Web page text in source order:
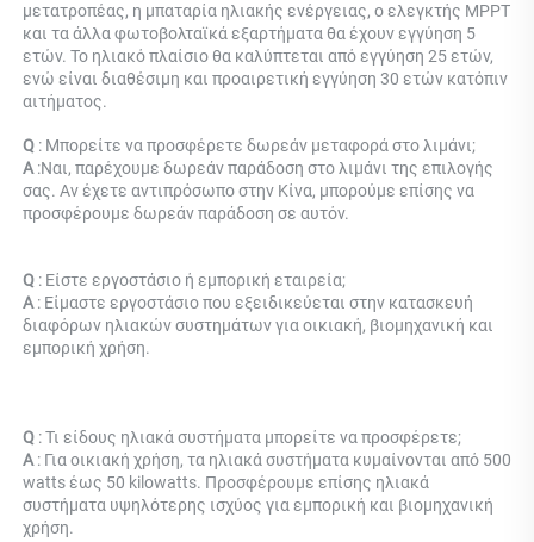
μετατροπέας, η μπαταρία ηλιακής ενέργειας, ο ελεγκτής MPPT
και τα άλλα φωτοβολταϊκά εξαρτήματα θα έχουν εγγύηση 5
ετών. Το ηλιακό πλαίσιο θα καλύπτεται από εγγύηση 25 ετών,
ενώ είναι διαθέσιμη και προαιρετική εγγύηση 30 ετών κατόπιν
αιτήματος.
Q : Μπορείτε να προσφέρετε δωρεάν μεταφορά στο λιμάνι;
Α :Ναι, παρέχουμε δωρεάν παράδοση στο λιμάνι της επιλογής
σας. Αν έχετε αντιπρόσωπο στην Κίνα, μπορούμε επίσης να
προσφέρουμε δωρεάν παράδοση σε αυτόν.
Q : Είστε εργοστάσιο ή εμπορική εταιρεία;
Α : Είμαστε εργοστάσιο που εξειδικεύεται στην κατασκευή
διαφόρων ηλιακών συστημάτων για οικιακή, βιομηχανική και
εμπορική χρήση.
Q : Τι είδους ηλιακά συστήματα μπορείτε να προσφέρετε;
Α : Για οικιακή χρήση, τα ηλιακά συστήματα κυμαίνονται από 500
watts έως 50 kilowatts. Προσφέρουμε επίσης ηλιακά
συστήματα υψηλότερης ισχύος για εμπορική και βιομηχανική
χρήση.